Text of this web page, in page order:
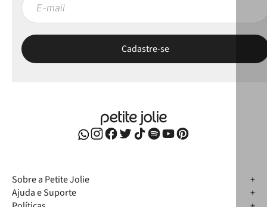
Sobre a Petite Jolie
Ajuda e Suporte